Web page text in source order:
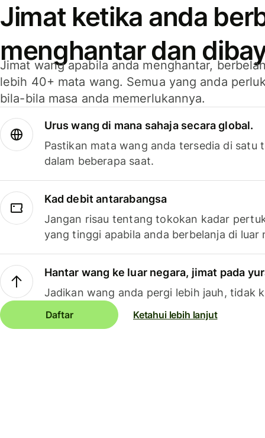
Jimat ketika anda
menghantar dan
Jimat wang apabila anda menghantar,
lebih 40+ mata wang. Semua yang anda
bila-bila masa anda memerlukannya.
Urus wang di mana sahaja secara global.
Pastikan mata wang anda tersedia di satu
dalam beberapa saat.
Kad debit antarabangsa
Jangan risau tentang tokokan kadar
yang tinggi apabila anda berbelanja di luar
Hantar wang ke luar negara, jimat pada
Jadikan wang anda pergi lebih jauh, tidak
Daftar Ketahui lebih lanjut